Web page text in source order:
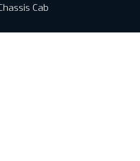
Cab